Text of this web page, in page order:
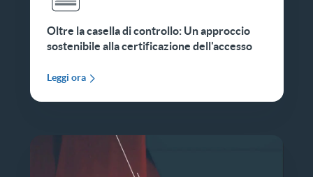
Oltre la casella di controllo: Un approccio
sostenibile alla certificazione dell'accesso
Leggi ora